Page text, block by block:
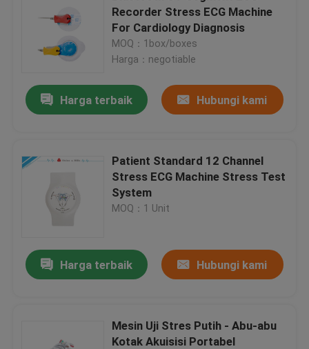
Recorder Stress ECG Machine
For Cardiology Diagnosis
MOQ：1box/boxes
Harga：negotiable
Harga terbaik Hubungi kami
Patient Standard 12 Channel
Stress ECG Machine Stress Test
System
MOQ：1 Unit
Harga terbaik Hubungi kami
Mesin Uji Stres Putih - Abu-abu
Kotak Akuisisi Portabel